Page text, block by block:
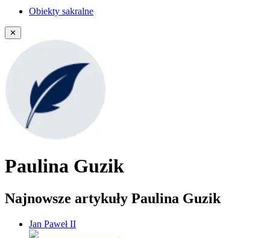
Obiekty sakralne
✕
Paulina Guzik
Najnowsze artykuły Paulina Guzik
Jan Paweł II